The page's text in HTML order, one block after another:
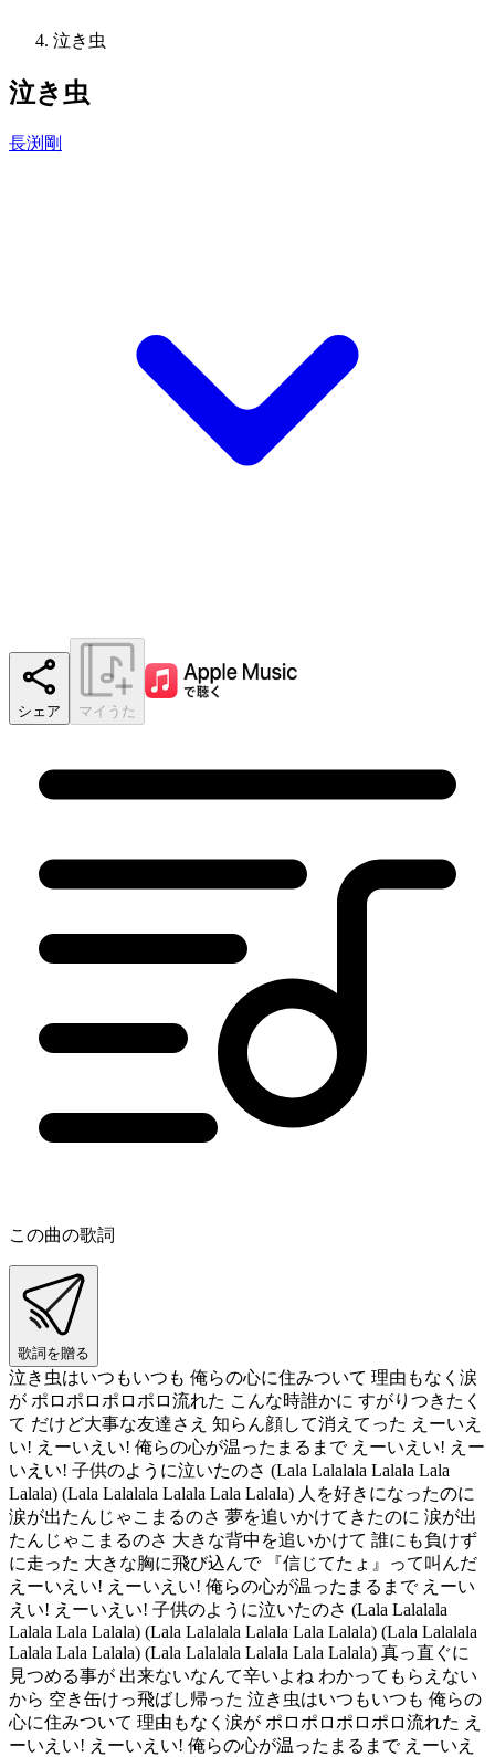
泣き虫
泣き虫
長渕剛
シェア マイうた
この曲の歌詞
歌詞を贈る
泣き虫はいつもいつも 俺らの心に住みついて 理由もなく涙
が ポロポロポロポロ流れた こんな時誰かに すがりつきたく
て だけど大事な友達さえ 知らん顔して消えてった えーいえ
い! えーいえい! 俺らの心が温ったまるまで えーいえい! えー
いえい! 子供のように泣いたのさ (Lala Lalalala Lalala Lala
Lalala) (Lala Lalalala Lalala Lala Lalala) 人を好きになったのに
涙が出たんじゃこまるのさ 夢を追いかけてきたのに 涙が出
たんじゃこまるのさ 大きな背中を追いかけて 誰にも負けず
に走った 大きな胸に飛び込んで 『信じてたょ』って叫んだ
えーいえい! えーいえい! 俺らの心が温ったまるまで えーい
えい! えーいえい! 子供のように泣いたのさ (Lala Lalalala
Lalala Lala Lalala) (Lala Lalalala Lalala Lala Lalala) (Lala Lalalala
Lalala Lala Lalala) (Lala Lalalala Lalala Lala Lalala) 真っ直ぐに
見つめる事が 出来ないなんて辛いよね わかってもらえない
から 空き缶けっ飛ばし帰った 泣き虫はいつもいつも 俺らの
心に住みついて 理由もなく涙が ポロポロポロポロ流れた え
ーいえい! えーいえい! 俺らの心が温ったまるまで えーいえ